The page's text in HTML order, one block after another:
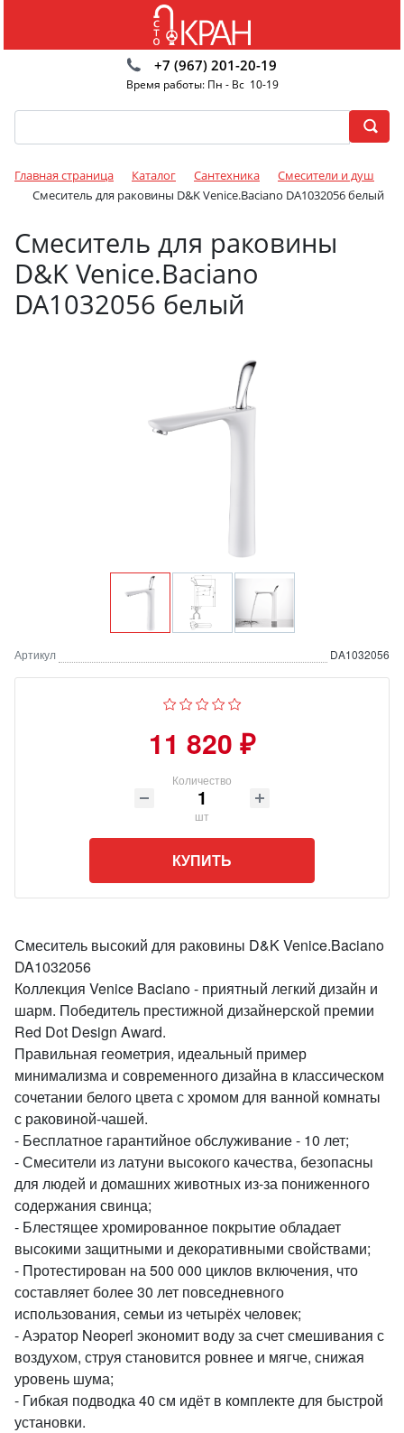
+7 (967) 201-20-19
Время работы: Пн - Вс 10-19
Главная страница Каталог Сантехника
Смесители и душ
Смеситель для раковины D&K Venice.Baciano DA1032056 белый
Смеситель для раковины
D&K Venice.Baciano
DA1032056 белый
Артикул DA1032056
11 820 ₽
Количество
шт
КУПИТЬ
Смеситель высокий для раковины D&K Venice.Baciano
DA1032056
Коллекция Venice Baciano - приятный легкий дизайн и
шарм. Победитель престижной дизайнерской премии
Red Dot Design Award.
Правильная геометрия, идеальный пример
минимализма и современного дизайна в классическом
сочетании белого цвета с хромом для ванной комнаты
с раковиной-чашей.
- Бесплатное гарантийное обслуживание - 10 лет;
- Смесители из латуни высокого качества, безопасны
для людей и домашних животных из-за пониженного
содержания свинца;
- Блестящее хромированное покрытие обладает
высокими защитными и декоративными свойствами;
- Протестирован на 500 000 циклов включения, что
составляет более 30 лет повседневного
использования, семьи из четырёх человек;
- Аэратор Neoperl экономит воду за счет смешивания с
воздухом, струя становится ровнее и мягче, снижая
уровень шума;
- Гибкая подводка 40 см идёт в комплекте для быстрой
установки.